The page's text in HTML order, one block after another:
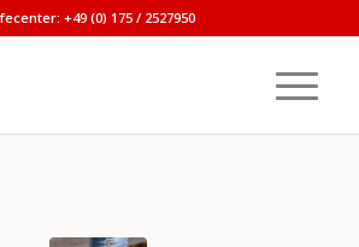
+49 (0) 175 / 2527950